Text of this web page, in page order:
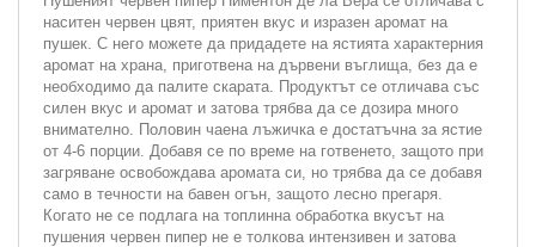
наситен червен цвят, приятен вкус и изразен аромат на
пушек. С него можете да придадете на ястията характерния
аромат на храна, приготвена на дървени въглища, без да е
необходимо да палите скарата. Продуктът се отличава със
силен вкус и аромат и затова трябва да се дозира много
внимателно. Половин чаена лъжичка е достатъчна за ястие
от 4-6 порции. Добавя се по време на готвенето, защото при
загряване освобождава аромата си, но трябва да се добавя
само в течности на бавен огън, защото лесно прегаря.
Когато не се подлага на топлинна обработка вкусът на
пушения червен пипер не е толкова интензивен и затова